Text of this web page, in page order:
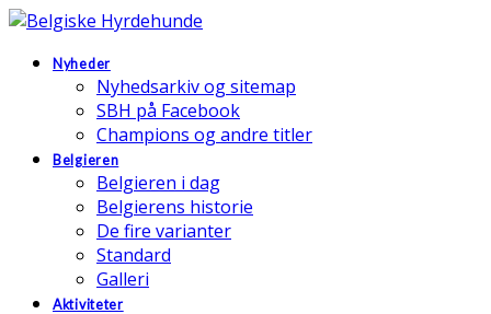
Nyheder
Nyhedsarkiv og sitemap
SBH på Facebook
Champions og andre titler
Belgieren
Belgieren i dag
Belgierens historie
De fire varianter
Standard
Galleri
Aktiviteter